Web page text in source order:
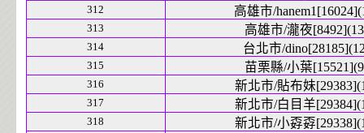
312 高雄市/
313 高雄市/瀧夜
314 台北市/
315 苗栗縣/小葉
316 新北市/貼布妹
317 新北市/白目羊
318 新北市/小孬孬